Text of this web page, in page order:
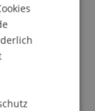
Quality